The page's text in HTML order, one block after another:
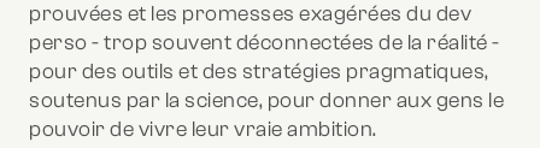
prouvées et les promesses exagérées du dev
perso - trop souvent déconnectées de la réalité -
pour des outils et des stratégies pragmatiques,
soutenus par la science, pour donner aux gens le
pouvoir de vivre leur vraie ambition.